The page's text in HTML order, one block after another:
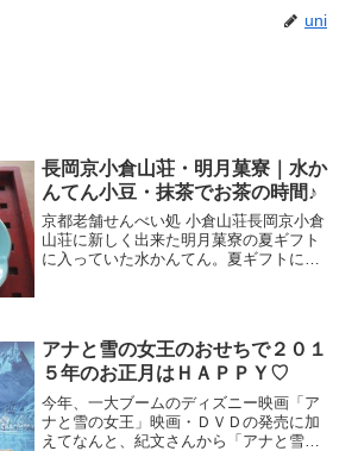
uni
長岡京小倉山荘・明月菓寮｜水か
んてん小豆・抹茶でお茶の時間♪
京都老舗せんべい処 小倉山荘長岡京小倉
山荘に新しく出来た明月菓寮の夏ギフト
に入っていた水かんてん。夏ギフトにふ
です。半分に切ると、こ...
アナと雪の女王のおせちで２０１
５年のお正月はＨＡＰＰＹ♡
今年、一大ブームのディズニー映画「ア
ナと雪の女王」映画・ＤＶＤの発売に加
えてなんと、紀文さんから「アナと雪の